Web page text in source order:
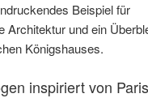
Beispiel für
Architektur und ein
Königshauses.
inspiriert von Paris